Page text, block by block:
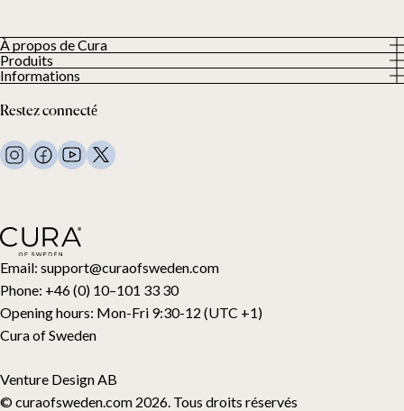
Email: support@curaofsweden.com
Phone: +46 (0) 10–101 33 30
Opening hours: Mon-Fri 9:30-12 (UTC +1)
Cura of Sweden
Venture Design AB
© curaofsweden.com 2026. Tous droits réservés
À propos de Cura
À propos
Nos clients
Produits
Tous les produits
Couettes lestées
Linge de lit
Oreillers et plus
Surmatelas
Carte cadeau
Informations
Conditions générales
FAQ
Nous contacter
Restez connecté